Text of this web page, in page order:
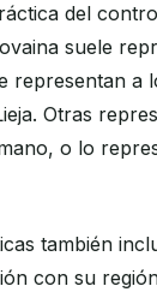
del
suele
representan a
Otras
o lo
también
con su